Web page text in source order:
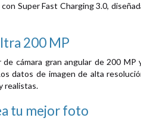
Super Fast Charging 3.0,
200 MP
cámara gran angular de 200
datos de imagen de alta
realistas.
tu mejor foto